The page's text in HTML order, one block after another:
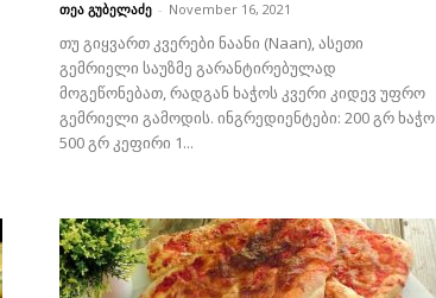
თეა გუბელაძე - November 16, 2021
თუ გიყვართ კვერები ნაანი (Naan), ასეთი
გემრიელი საუზმე გარანტირებულად
მოგეწონებათ, რადგან ხაჭოს კვერი კიდევ უფრო
გემრიელი გამოდის. ინგრედიენტები: 200 გრ ხაჭო
500 გრ კეფირი 1...